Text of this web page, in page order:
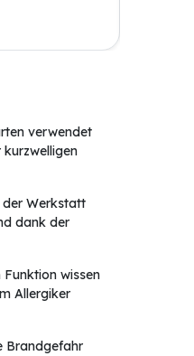
verwendet
der Werkstatt
dank der
wissen
Allergiker
Brandgefahr